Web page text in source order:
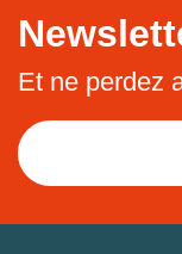
Et ne perdez